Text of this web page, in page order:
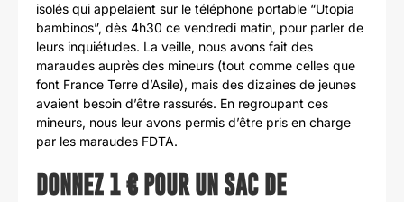
isolés qui appelaient sur le téléphone portable “Utopia
bambinos”, dès 4h30 ce vendredi matin, pour parler de
leurs inquiétudes. La veille, nous avons fait des
maraudes auprès des mineurs (tout comme celles que
font France Terre d’Asile), mais des dizaines de jeunes
avaient besoin d’être rassurés. En regroupant ces
mineurs, nous leur avons permis d’être pris en charge
par les maraudes FDTA.
DONNEZ 1 € POUR UN SAC DE